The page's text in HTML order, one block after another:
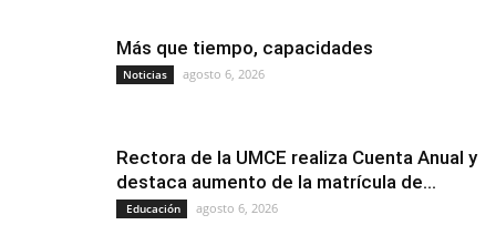
Más que tiempo, capacidades
Noticias agosto 6, 2026
Rectora de la UMCE realiza Cuenta Anual y
destaca aumento de la matrícula de...
Educación agosto 6, 2026